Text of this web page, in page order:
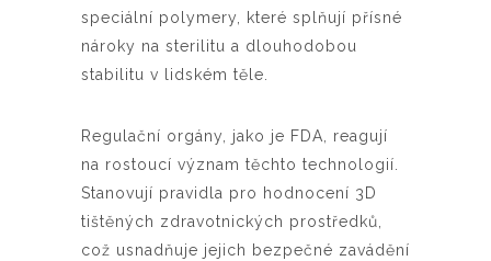
speciální polymery, které splňují přísné
nároky na sterilitu a dlouhodobou
stabilitu v lidském těle.
Regulační orgány, jako je FDA, reagují
na rostoucí význam těchto technologií.
Stanovují pravidla pro hodnocení 3D
tištěných zdravotnických prostředků,
což usnadňuje jejich bezpečné zavádění